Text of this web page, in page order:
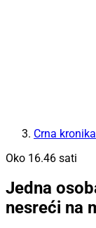
Crna kronika
Oko 16.46 sati
Jedna
nesreći na